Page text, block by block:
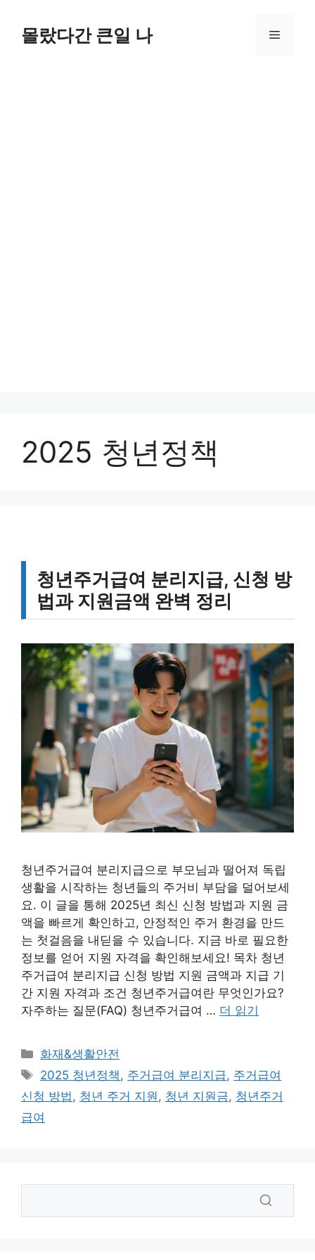
몰랐다간 큰일 나 메
2025 청년정책
청년주거급여 분리지급, 신청 방
법과 지원금액 완벽 정리
청년주거급여 분리지급으로 부모님과 떨어져 독립
생활을 시작하는 청년들의 주거비 부담을 덜어보세
요. 이 글을 통해 2025년 최신 신청 방법과 지원 금
액을 빠르게 확인하고, 안정적인 주거 환경을 만드
는 첫걸음을 내딛을 수 있습니다. 지금 바로 필요한
정보를 얻어 지원 자격을 확인해보세요! 목차 청년
주거급여 분리지급 신청 방법 지원 금액과 지급 기
간 지원 자격과 조건 청년주거급여란 무엇인가요?
자주하는 질문(FAQ) 청년주거급여 … 더 읽기
카
테
리
화재&생활안전
태
그
2025 청년정책 , 주거급여 분리지급, 주거급여
신청 방법 , 청년 주거 지원 , 청년 지원금, 청년주거
급여